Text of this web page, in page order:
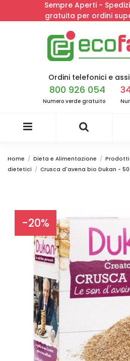
Sempre Aperti -
gratuita per ordini
Ordini telefonici e
800 926 054
Numero verde gratuito
Home Dieta e Alimentazione
dietetici
Crusca d'avena bio Dukan -
-20%